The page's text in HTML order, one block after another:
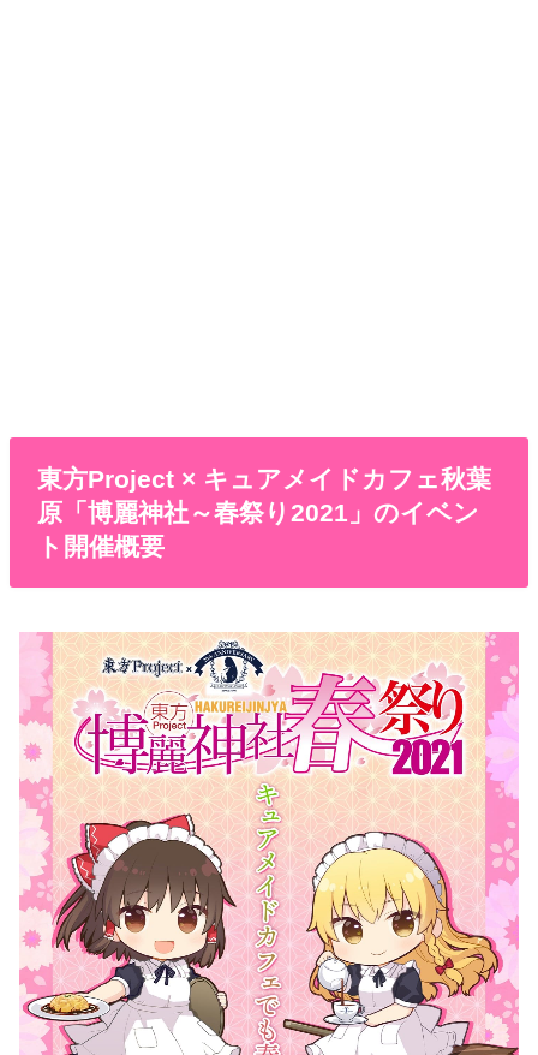
東方Project × キュアメイドカフェ秋葉
原「博麗神社～春祭り2021」のイベン
ト開催概要